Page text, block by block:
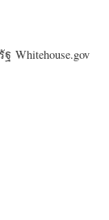
Whitehouse.gov